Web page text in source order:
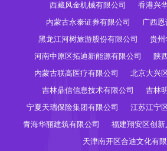
西藏风金机械有限公司
香港兴
内蒙古永泰证券有限公司
广西恩
黑龙江河树旅游股份有限公司
贵州
河南中原区拓迪新能源有限公司
陕
内蒙古联高医疗有限公司
北京大兴
吉林鼎信信息技术有限公司
吉林
宁夏天瑞保险集团有限公司
江苏江宁
青海华丽建筑有限公司
福建翔安区创
天津南开区合迪文化有